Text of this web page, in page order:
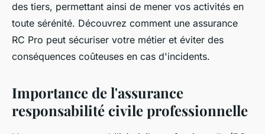
Laure•26 juillet 2024•2 min de lecture
des tiers, permettant ainsi de mener vos activités en
toute sérénité. Découvrez comment une assurance
RC Pro peut sécuriser votre métier et éviter des
conséquences coûteuses en cas d'incidents.
Importance de l'assurance
responsabilité civile professionnelle